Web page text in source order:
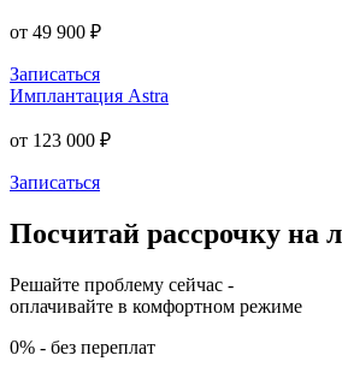
от 49 900 ₽
Записаться
Имплантация Astra
от 123 000 ₽
Записаться
Посчитай рассрочку на
Решайте проблему сейчас -
оплачивайте в комфортном режиме
0% - без переплат